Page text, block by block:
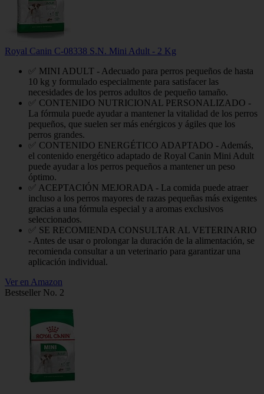
Royal Canin C-08338 S.N. Mini Adult - 2 Kg
✅ MINI ADULT - Adecuado para perros pequeños de hasta
10 kg y formulado especialmente para satisfacer las
necesidades de los perros adultos de pequeño tamaño.
✅ CONTENIDO NUTRICIONAL PERSONALIZADO -
La fórmula puede ayudar a mantener la vitalidad de los perros
pequeños, que suelen ser más enérgicos y ágiles que los
perros grandes.
✅ CONTENIDO ENERGÉTICO ADAPTADO - Además,
el contenido energético adaptado de Royal Canin Mini Adult
puede ayudar a los perros pequeños a mantener un peso
óptimo.
✅ ACEPTACIÓN MEJORADA - La comida puede atraer
incluso a los perros mayores de razas pequeñas más exigentes
gracias a una fórmula especial y a aromas exclusivos
seleccionados.
✅ SE RECOMIENDA CONSULTAR AL VETERINARIO
- Antes de usar o prolongar la duración de la alimentación, se
recomienda consultar a un veterinario para garantizar una
aplicación individual.
Ver en Amazon
Bestseller No. 2